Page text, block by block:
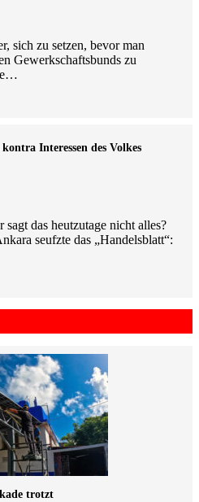
sich zu setzen, bevor man
Gewerkschaftsbunds zu
Inte­ressen des Volkes
das heutzutage nicht alles?
seufzte das „Handelsblatt“:
trotzt